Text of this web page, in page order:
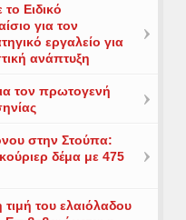
Ειδικό
για τον
εργαλείο για
ανάπτυξη
τον πρωτογενή
στην Στούπα:
δέμα με 475
του ελαιόλαδου